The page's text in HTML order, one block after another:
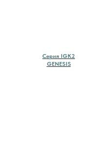
Cерия IGK2
GENESIS